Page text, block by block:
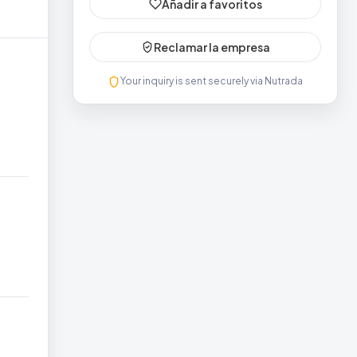
Añadir a favoritos
Reclamar la empresa
Your inquiry is sent securely via Nutrada